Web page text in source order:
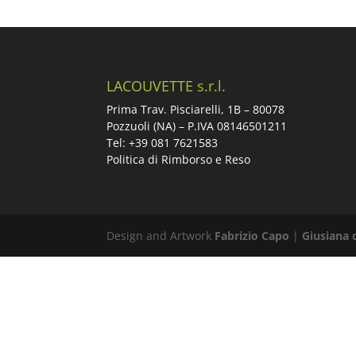
LACOUVETTE s.r.l.
Prima Trav. Pisciarelli, 1B –80078
Pozzuoli (NA) – P.IVA 08146501211
Tel: +39 081 7621583
Politica di Rimborso e Reso
Design and Artwork Fabrizio Capo | Giusiana